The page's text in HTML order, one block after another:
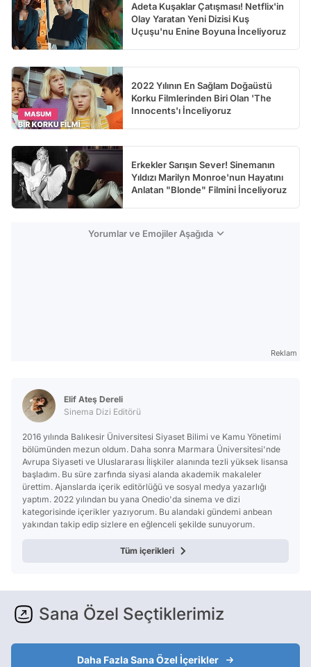
Adeta Kuşaklar Çatışması! Netflix'in
Olay Yaratan Yeni Dizisi Kuş
Uçuşu'nu Enine Boyuna İnceliyoruz
2022 Yılının En Sağlam Doğaüstü
Korku Filmlerinden Biri Olan 'The
Innocents'ı İnceliyoruz
Erkekler Sarışın Sever! Sinemanın
Yıldızı Marilyn Monroe'nun Hayatını
Anlatan "Blonde" Filmini İnceliyoruz
Yorumlar ve Emojiler Aşağıda
Reklam
Elif Ateş Dereli
Sinema Dizi Editörü
2016 yılında Balıkesir Üniversitesi Siyaset Bilimi ve Kamu Yönetimi
bölümünden mezun oldum. Daha sonra Marmara Üniversitesi'nde
Avrupa Siyaseti ve Uluslararası İlişkiler alanında tezli yüksek lisansa
başladım. Bu süre zarfında siyasi alanda akademik makaleler
ürettim. Ajanslarda içerik editörlüğü ve sosyal medya yazarlığı
yaptım. 2022 yılından bu yana Onedio'da sinema ve dizi
kategorisinde içerikler yazıyorum. Bu alandaki gündemi anbean
yakından takip edip sizlere en eğlenceli şekilde sunuyorum.
Tüm içerikleri
Sana Özel Seçtiklerimiz
Daha Fazla Sana Özel İçerikler